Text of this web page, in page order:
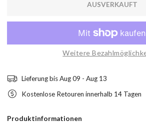
AUSVERKAUFT
Weitere
Lieferung bisAug 09 - Aug 13
Kostenlose Retouren innerhalb 14 Tagen
Produktinformationen